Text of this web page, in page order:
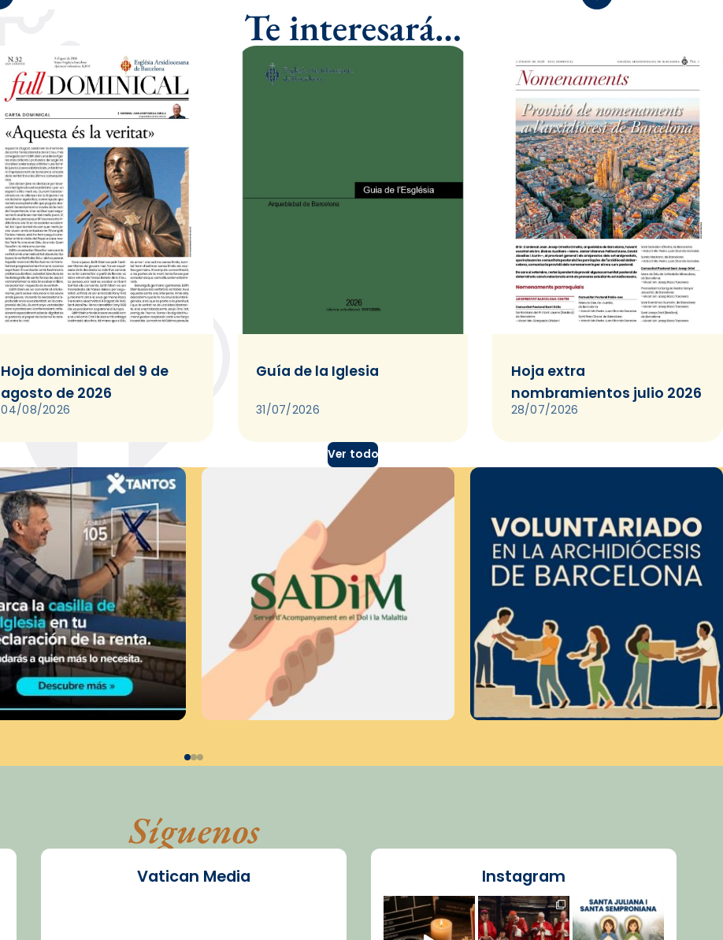
Te interesará…
Hoja dominical del 9 de
agosto de 2026
04/08/2026
Guía de la Iglesia
31/07/2026
Hoja extra
nombramientos julio 2026
28/07/2026
Ver todo
Síguenos
Vatican Media Instagram